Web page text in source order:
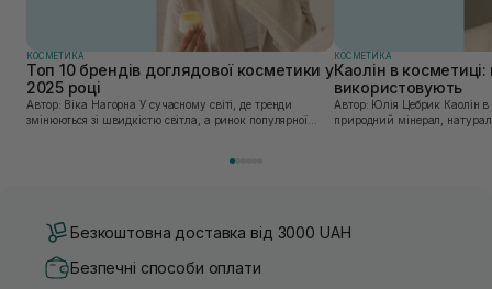
КОСМЕТИКА
Топ 10 брендів доглядової косметики у
2025 році
Автор: Віка Нагорна У сучасному світі, де тренди
змінюються зі швидкістю світла, а ринок популярної
КОСМЕТИКА
Каолін в
використовують
Автор: Юлія Цебрик Каолін в косметології – це
природний мінерал,
Безкоштовна доставка від 3000 UAH
Безпечні способи оплати